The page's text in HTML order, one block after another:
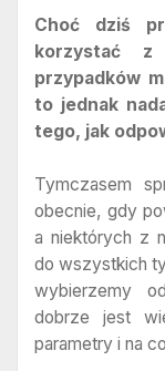
Choć dziś
korzystać
przypadków
to jednak
tego, jak
Tymczasem
obecnie, gdy
a niektórych z
do wszystkich
wybierzemy
dobrze jest
parametry i na